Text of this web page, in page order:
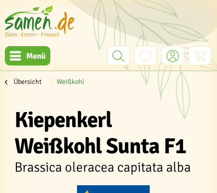
Menü
Übersicht Weißkohl
Kiepenkerl
Weißkohl Sunta F1
Brassica oleracea capitata alba